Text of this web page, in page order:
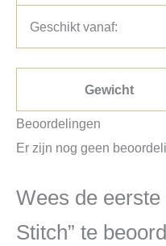
Geschikt vanaf:
Gewicht
Beoordelingen
Er zijn nog geen
Wees de
Stitch” te